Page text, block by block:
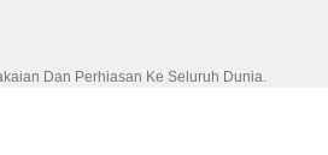
Dan Perhiasan Ke Seluruh Dunia.